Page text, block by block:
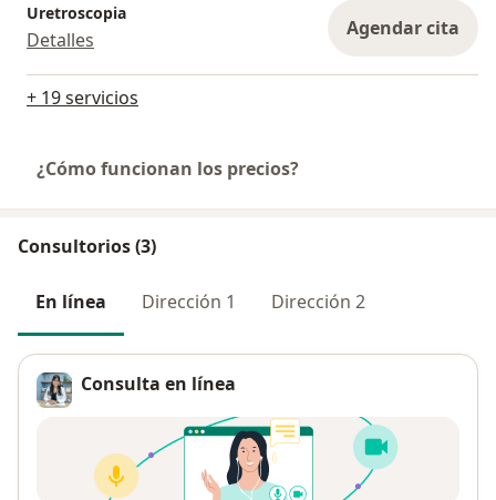
Uretroscopia
Detalles Agendar cita
+ 19 servicios
¿Cómo funcionan los precios?
Consultorios (3)
En línea Dirección 1 Dirección 2
Consulta en línea